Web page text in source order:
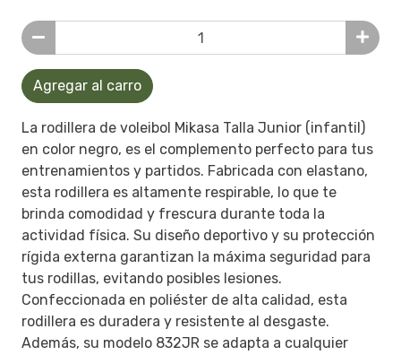
Agregar al carro
La rodillera de voleibol Mikasa Talla Junior (infantil)
en color negro, es el complemento perfecto para tus
entrenamientos y partidos. Fabricada con elastano,
esta rodillera es altamente respirable, lo que te
brinda comodidad y frescura durante toda la
actividad física. Su diseño deportivo y su protección
rígida externa garantizan la máxima seguridad para
tus rodillas, evitando posibles lesiones.
Confeccionada en poliéster de alta calidad, esta
rodillera es duradera y resistente al desgaste.
Además, su modelo 832JR se adapta a cualquier